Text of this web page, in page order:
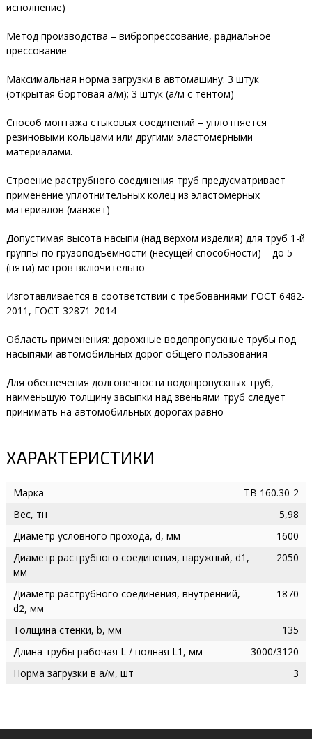
исполнение)
Метод производства – вибропрессование, радиальное
прессование
Максимальная норма загрузки в автомашину: 3 штук
(открытая бортовая а/м); 3 штук (а/м с тентом)
Способ монтажа стыковых соединений – уплотняется
резиновыми кольцами или другими эластомерными
материалами.
Строение раструбного соединения труб предусматривает
применение уплотнительных колец из эластомерных
материалов (манжет)
Допустимая высота насыпи (над верхом изделия) для труб 1-й
группы по грузоподъемности (несущей способности) – до 5
(пяти) метров включительно
Изготавливается в соответствии с требованиями ГОСТ 6482-
2011, ГОСТ 32871-2014
Область применения: дорожные водопропускные трубы под
насыпями автомобильных дорог общего пользования
Для обеспечения долговечности водопропускных труб,
наименьшую толщину засыпки над звеньями труб следует
принимать на автомобильных дорогах равно
ХАРАКТЕРИСТИКИ
Марка
ТВ 160.30-2
Вес, тн
5,98
Диаметр условного прохода, d, мм
1600
Диаметр раструбного соединения, наружный, d1,
мм
2050
Диаметр раструбного соединения, внутренний,
d2, мм
1870
Толщина стенки, b, мм
135
Длина трубы рабочая L / полная L1, мм
3000/3120
Норма загрузки в а/м, шт
3